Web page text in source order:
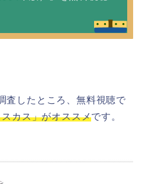
査したところ、無料視聴で
カス」がオススメです。